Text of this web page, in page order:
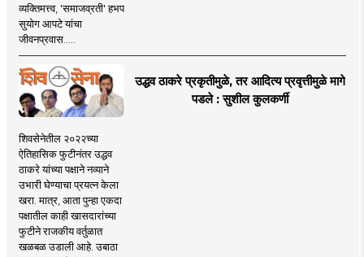
व्यक्तिमत्त्व, 'समाजव्रती' हभप
सुयोग आपटे यांचा
जीवनप्रवास.....
उद्धव ठाकरे प्रकृतीमुळे, तर आदित्य प्रवृत्तीमुळे मागे
पडले : सुशील कुलकर्णी
शिवसेनेतील २०२२च्या
ऐतिहासिक फुटीनंतर उद्धव
ठाकरे यांच्या पक्षाने नव्याने
उभारी घेण्याचा प्रयत्न केला
खरा. मात्र, आता पुन्हा एकदा
पक्षातील काही खासदारांच्या
फुटीने राजकीय वर्तुळात
खळबळ उडाली आहे. उबाठा